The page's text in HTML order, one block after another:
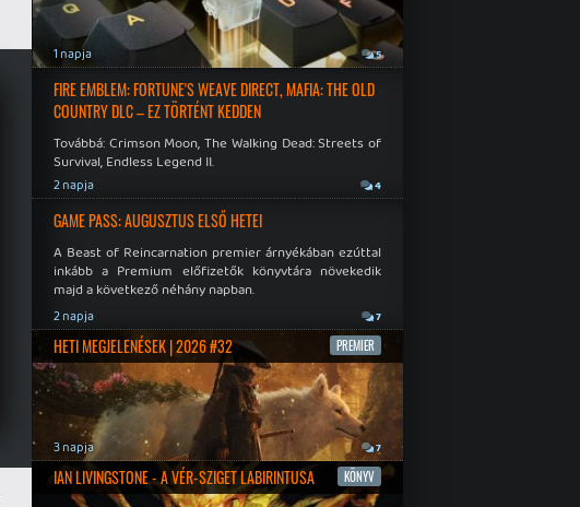
1 napja 5
FIRE EMBLEM: FORTUNE'S WEAVE DIRECT, MAFIA: THE OLD
COUNTRY DLC – EZ TÖRTÉNT KEDDEN
Továbbá: Crimson Moon, The Walking Dead: Streets of
Survival, Endless Legend II.
2 napja 4
GAME PASS: AUGUSZTUS ELSŐ HETEI
A Beast of Reincarnation premier árnyékában ezúttal
inkább a Premium előfizetők könyvtára növekedik
majd a következő néhány napban.
2 napja 7
HETI MEGJELENÉSEK | 2026 #32 PREMIER
3 napja 7
IAN LIVINGSTONE - A VÉR-SZIGET LABIRINTUSA KÖNYV